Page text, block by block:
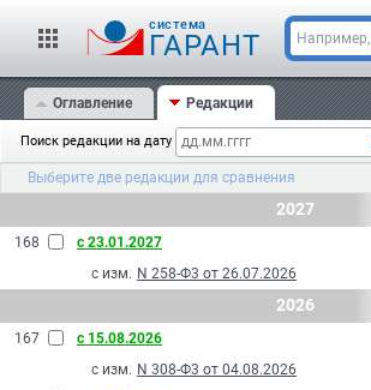
cистема
ГАРАНТ Например,
Оглавление Редакции
Поиск редакции на дату
Выберите две редакции для сравнения
2027
168
с 23.01.2027
с изм. N 258-Ф3 от 26.07.2026
2026
167
с 15.08.2026
с изм. N 308-Ф3 от 04.08.2026